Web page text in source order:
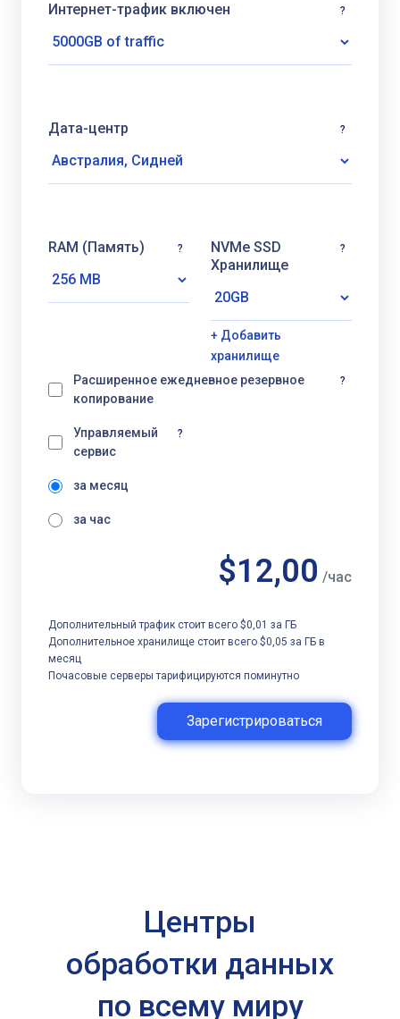
Интернет-трафик включен ?
Дата-центр ?
RAM (Память) ?
NVMe SSD
Хранилище
?
+ Добавить
хранилище
Расширенное ежедневное резервное
копирование
?
Управляемый
сервис
?
за месяц
за час
Дополнительный трафик стоит всего $0,01 за ГБ
Дополнительное хранилище стоит всего $0,05 за ГБ в
месяц
Почасовые серверы тарифицируются поминутно
$12,00 /час
Зарегистрироваться
Центры
обработки данных
по всему миру